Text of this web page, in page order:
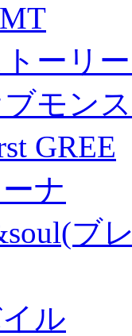
ーリ
モン
GREE
ナ
ブ
ル